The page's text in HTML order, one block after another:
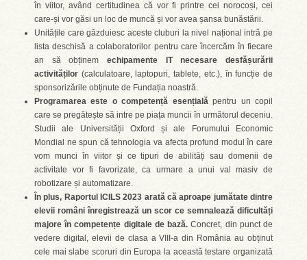
în viitor, având certitudinea că vor fi printre cei norocoși, cei
care-și vor găsi un loc de muncă și vor avea șansa bunăstării.
Unitățile care găzduiesc aceste cluburi la nivel național intră pe
lista deschisă a colaboratorilor pentru care încercăm în fiecare
an să obținem echipamente IT necesare desfășurării
activităților (calculatoare, laptopuri, tablete, etc.), în funcție de
sponsorizările obținute de Fundația noastră.
Programarea este o competență esențialăpentru un copil
care se pregătește să intre pe piața muncii în următorul deceniu.
Studii ale Universității Oxford și ale Forumului Economic
Mondial ne spun că tehnologia va afecta profund modul în care
vom munci în viitor și ce tipuri de abilități sau domenii de
activitate vor fi favorizate, ca urmare a unui val masiv de
robotizare și automatizare.
În plus, Raportul ICILS 2023 arată că aproape jumătate dintre
elevii români înregistrează un scor ce semnalează dificultăți
majore în competențe digitale de bază.Concret, din punct de
vedere digital, elevii de clasa a VIII-a din România au obținut
cele mai slabe scoruri din Europa la această testare organizată